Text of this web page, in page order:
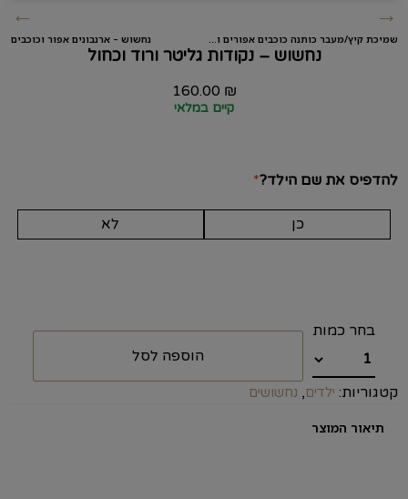
→
←
נחשוש – ארנבונים אפור וכוכבים
נחשוש – נקודות גליטר ורוד וכחול
160.00 ₪
קיים במלאי
*להדפיס את שם הילד?
כן לא
הוספה לסל
קטגוריות: ילדים, נחשושים
תיאור המוצר